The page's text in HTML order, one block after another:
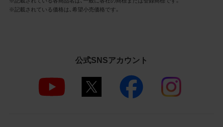
2.利用許諾
の報道・解説に利用する場合に限り商品写
ます。当社からの個別の同意を得た場合を
除き、上記の目的、利用方法以外に商品写真
※記載されている価格は、希望小売価格です。
公式SNSアカウント